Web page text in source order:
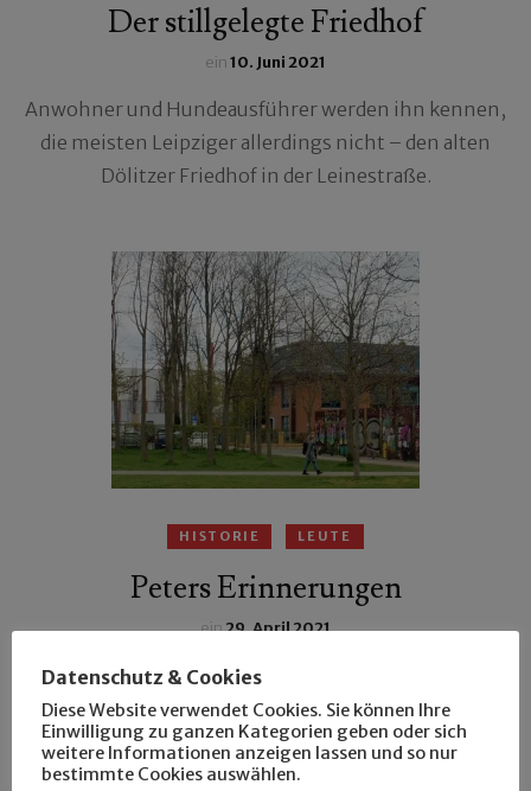
Der stillgelegte Friedhof
ein10. Juni 2021
Anwohner und Hundeausführer werden ihn kennen,
die meisten Leipziger allerdings nicht – den alten
Dölitzer Friedhof in der Leinestraße.
HISTORIE LEUTE
Peters Erinnerungen
ein29. April 2021
Wusstet Ihr, dass die Rubensstraße Ochsengasse
genannt wurde und es im Ramdohrschen Park eine
Jugendherberge gab?
Datenschutz & Cookies
Diese Website verwendet Cookies. Sie können Ihre
Einwilligung zu ganzen Kategorien geben oder sich
weitere Informationen anzeigen lassen und so nur
bestimmte Cookies auswählen.